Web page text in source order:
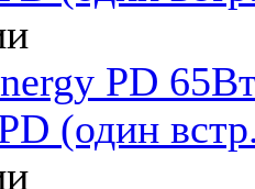
PD
(один